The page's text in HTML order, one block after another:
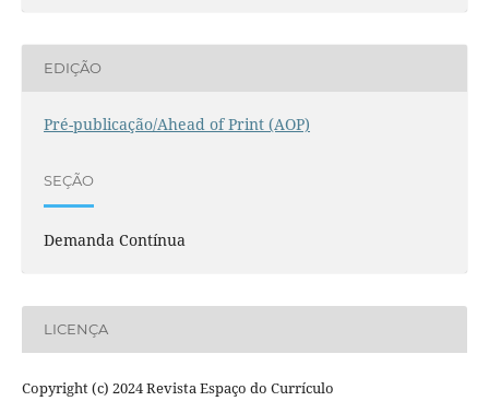
EDIÇÃO
Pré-publicação/Ahead of Print (AOP)
SEÇÃO
Demanda Contínua
LICENÇA
Copyright (c) 2024 Revista Espaço do Currículo